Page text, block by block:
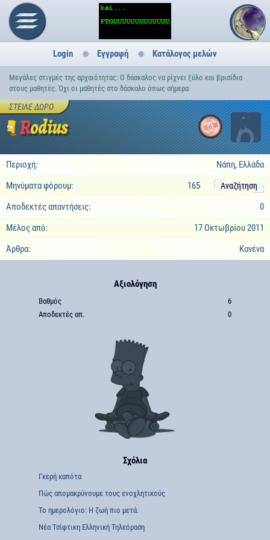
Login Εγγραφή Κατάλογος μελών
Μεγάλες στιγμές της αρχαιότητας: Ο δάσκαλος να ρίχνει ξύλο και βρισίδια
στους μαθητές. Όχι οι μαθητές στο δάσκαλο όπως σήμερα
Rodius 6
ΣΤΕΊΛΕ ΔΏΡΟ
Περιοχή:
Νάπη, Ελλάδα
Μηνύματα φόρουμ:
165 Αναζήτηση
Αποδεκτές απαντήσεις:
0
Μέλος από:
17 Οκτωβρίου 2011
Άρθρα:
Κανένα
Αξιολόγηση
Βαθμός
6
Αποδεκτές απ.
0
Σχόλια
Γκερή καπότα
Πώς απομακρύνουμε τους ενοχλητικούς
To ημερολόγιο: Η ζωή πιο μετά.
Νέα Τσίφτικη Ελληνική Τηλεόραση